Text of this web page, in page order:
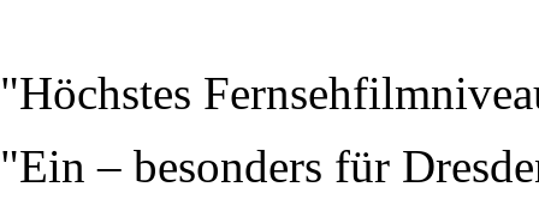
"Höchstes
"Ein – besonders für